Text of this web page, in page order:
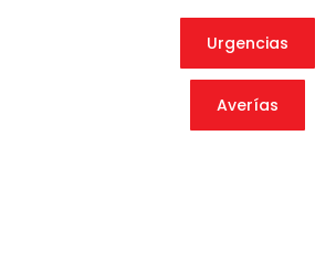
Urgencias
Averías